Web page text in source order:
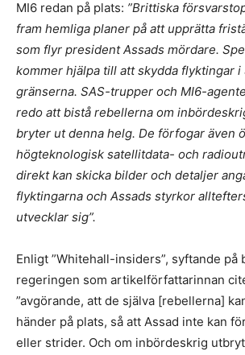
MI6 redan på plats: ”Brittiska
fram hemliga planer på att upprätta
som flyr president Assads mördare.
kommer hjälpa till att skydda flyktingar i
gränserna. SAS-trupper och MI6-
redo att bistå rebellerna om
bryter ut denna helg. De förfogar även
högteknologisk satellitdata- och
direkt kan skicka bilder och detaljer
flyktingarna och Assads styrkor
utvecklar sig”.
Enligt ”Whitehall-insiders”, syftande på
regeringen som artikelförfattarinnan
”avgörande, att de själva [rebellerna]
händer på plats, så att Assad inte kan
eller strider. Och om inbördeskrig